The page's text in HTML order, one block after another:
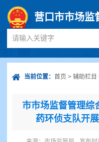
营口市市场监
请输入关键字
当前位置： 首页 > 辅助栏目
市市场监督管理综
药环侦支队开